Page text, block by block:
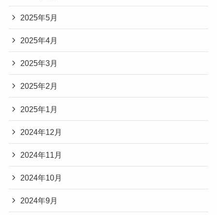
2025年5月
2025年4月
2025年3月
2025年2月
2025年1月
2024年12月
2024年11月
2024年10月
2024年9月